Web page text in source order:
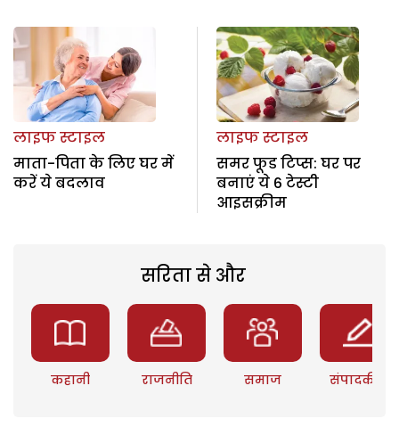
लाइफ स्टाइल
माता-पिता के लिए घर में
करें ये बदलाव
लाइफ स्टाइल
समर फूड टिप्स: घर पर
बनाएं ये 6 टेस्टी
आइसक्रीम
सरिता से और
कहानी राजनीति समाज संपादकीय